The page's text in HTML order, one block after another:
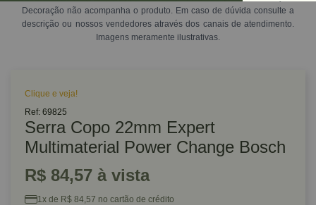
Decoração não acompanha o produto. Em caso de dúvida consulte a
descrição ou nossos vendedores através dos canais de atendimento.
Imagens meramente ilustrativas.
Clique e veja!
Ref: 69825
Serra Copo 22mm Expert
Multimaterial Power Change Bosch
R$ 84,57 à vista
1x de R$ 84,57 no cartão de crédito